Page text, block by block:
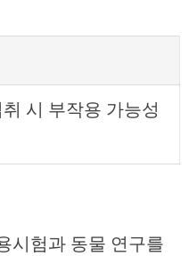
시 부작용 가능성
시험과 동물 연구를